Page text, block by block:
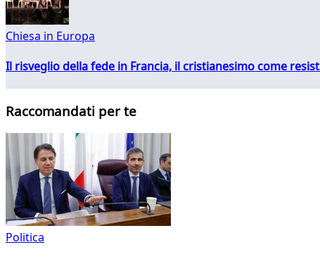
Chiesa in Europa
Il risveglio della fede in Francia, il cristianesimo come
Raccomandati per te
Politica